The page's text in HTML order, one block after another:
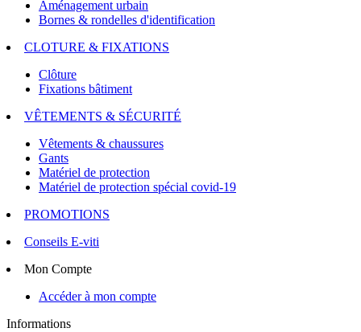
Aménagement urbain
Bornes & rondelles d'identification
CLOTURE & FIXATIONS
Clôture
Fixations bâtiment
VÊTEMENTS & SÉCURITÉ
Vêtements & chaussures
Gants
Matériel de protection
Matériel de protection spécial covid-19
PROMOTIONS
Conseils E-viti
Mon Compte
Accéder à mon compte
Informations